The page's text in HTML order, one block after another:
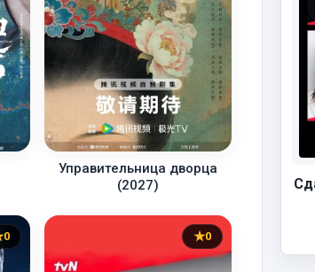
Управительница дворца
(2027)
0 0